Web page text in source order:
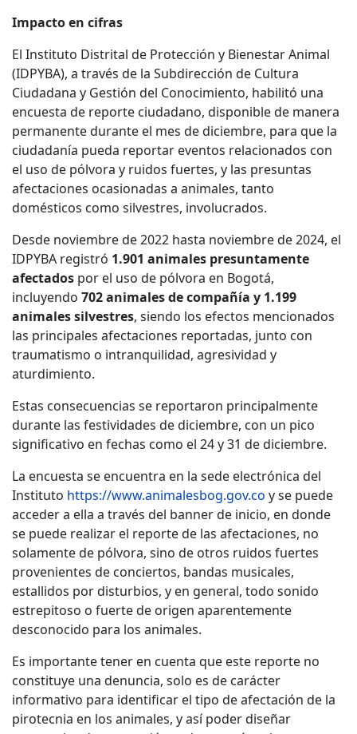
Impacto en cifras
El Instituto Distrital de Protección y Bienestar Animal
(IDPYBA), a través de la Subdirección de Cultura
Ciudadana y Gestión del Conocimiento, habilitó una
encuesta de reporte ciudadano, disponible de manera
permanente durante el mes de diciembre, para que la
ciudadanía pueda reportar eventos relacionados con
el uso de pólvora y ruidos fuertes, y las presuntas
afectaciones ocasionadas a animales, tanto
domésticos como silvestres, involucrados.
Desde noviembre de 2022 hasta noviembre de 2024, el
IDPYBA registró 1.901 animales presuntamente
afectados por el uso de pólvora en Bogotá,
incluyendo 702 animales de compañía y 1.199
animales silvestres, siendo los efectos mencionados
las principales afectaciones reportadas, junto con
traumatismo o intranquilidad, agresividad y
aturdimiento.
Estas consecuencias se reportaron principalmente
durante las festividades de diciembre, con un pico
significativo en fechas como el 24 y 31 de diciembre.
La encuesta se encuentra en la sede electrónica del
Instituto https://www.animalesbog.gov.co y se puede
acceder a ella a través del banner de inicio, en donde
se puede realizar el reporte de las afectaciones, no
solamente de pólvora, sino de otros ruidos fuertes
provenientes de conciertos, bandas musicales,
estallidos por disturbios, y en general, todo sonido
estrepitoso o fuerte de origen aparentemente
desconocido para los animales.
Es importante tener en cuenta que este reporte no
constituye una denuncia, solo es de carácter
informativo para identificar el tipo de afectación de la
pirotecnia en los animales, y así poder diseñar